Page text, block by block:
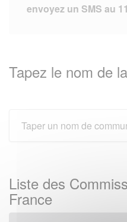
envoyez un SMS au
Tapez le nom de
Liste des
France